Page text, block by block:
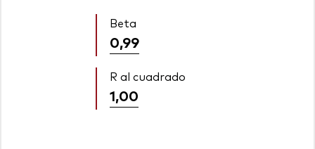
Beta
0,99
R al cuadrado
1,00